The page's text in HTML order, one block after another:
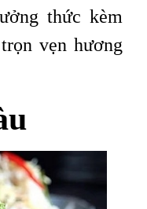
thức kèm
vẹn hương